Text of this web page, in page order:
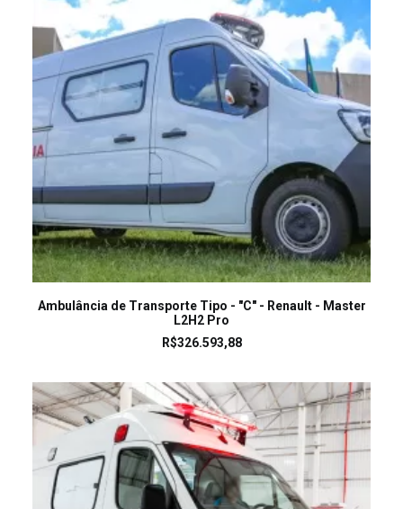
LEIA MAIS
Ambulância de Transporte Tipo - "C" - Renault - Master
L2H2 Pro
R$326.593,88